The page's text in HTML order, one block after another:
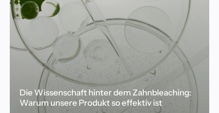
Die Wissenschaft hinter dem Zahnbleaching:
Warum unsere Produkt so effektiv ist